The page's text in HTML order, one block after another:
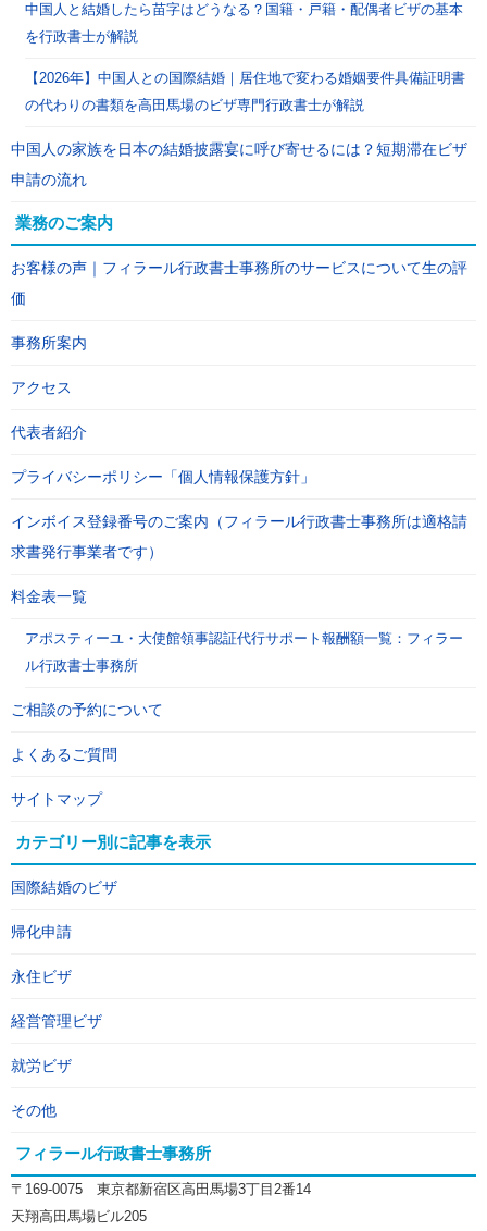
中国人と結婚したら苗字はどうなる？国籍・戸籍・配偶者ビザの基本
を行政書士が解説
【2026年】中国人との国際結婚｜居住地で変わる婚姻要件具備証明書
の代わりの書類を高田馬場のビザ専門行政書士が解説
中国人の家族を日本の結婚披露宴に呼び寄せるには？短期滞在ビザ
申請の流れ
業務のご案内
お客様の声｜フィラール行政書士事務所のサービスについて生の評
価
事務所案内
アクセス
代表者紹介
プライバシーポリシー「個人情報保護方針」
インボイス登録番号のご案内（フィラール行政書士事務所は適格請
求書発行事業者です）
料金表一覧
アポスティーユ・大使館領事認証代行サポート報酬額一覧：フィラー
ル行政書士事務所
ご相談の予約について
よくあるご質問
サイトマップ
カテゴリー別に記事を表示
国際結婚のビザ
帰化申請
永住ビザ
経営管理ビザ
就労ビザ
その他
フィラール行政書士事務所
〒169-0075 東京都新宿区高田馬場3丁目2番14
天翔高田馬場ビル205